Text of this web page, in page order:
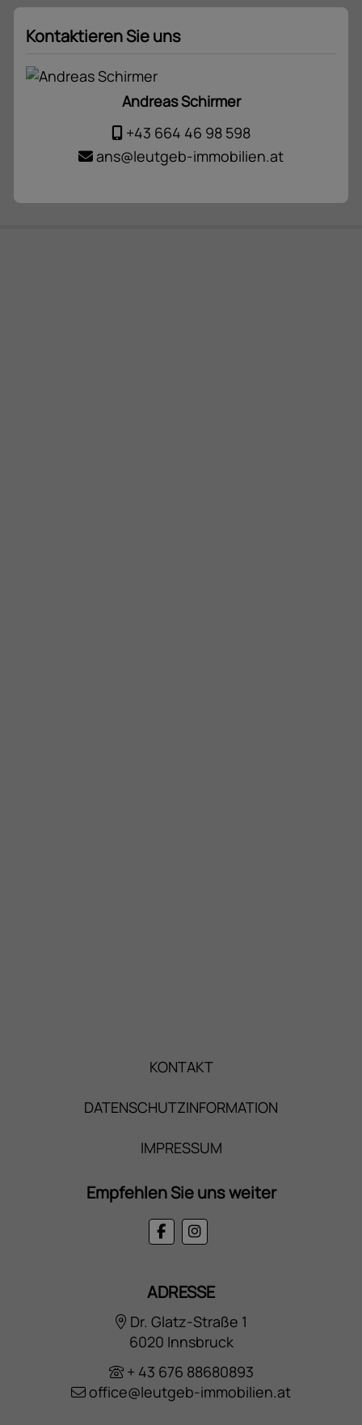
Kontaktieren Sie uns
Andreas Schirmer
+43 664 46 98 598
ans@leutgeb-immobilien.at
KONTAKT
DATENSCHUTZINFORMATION
IMPRESSUM
Empfehlen Sie uns weiter
ADRESSE
Dr. Glatz-Straße 1
6020 Innsbruck
+ 43 676 88680893
office@leutgeb-immobilien.at